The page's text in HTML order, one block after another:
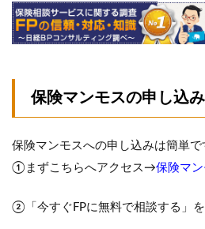
保険マンモスの申し込
保険マンモスへの申し込みは簡単で
①まずこちらへアクセス→保険マン
②「今すぐFPに無料で相談する」